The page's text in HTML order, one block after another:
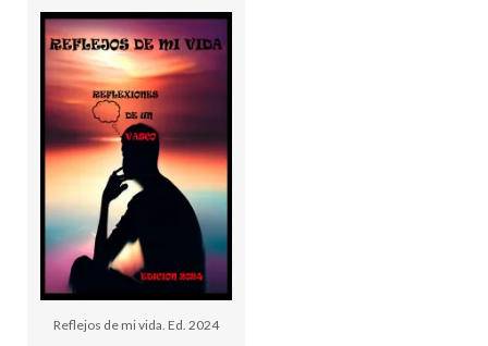
Reflejos de mi vida. Ed. 2024